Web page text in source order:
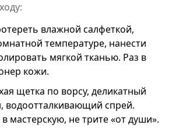
влажной салфеткой,
температуре, нанести
мягкой тканью. Раз в
кожи.
щетка по ворсу, деликатный
водоотталкивающий спрей.
мастерскую, не трите «от души».